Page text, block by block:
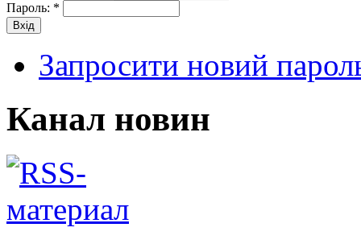
Пароль: *
Запросити новий
Канал новин